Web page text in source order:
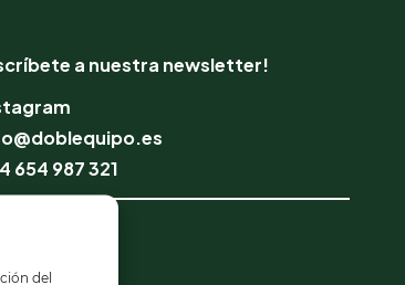
del
a nuestra newsletter!
654 987 321